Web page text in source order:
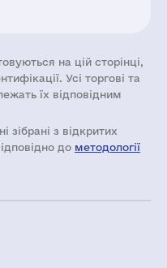
на цій сторінці,
Усі торгові та
їх відповідним
зібрані з відкритих
до методології